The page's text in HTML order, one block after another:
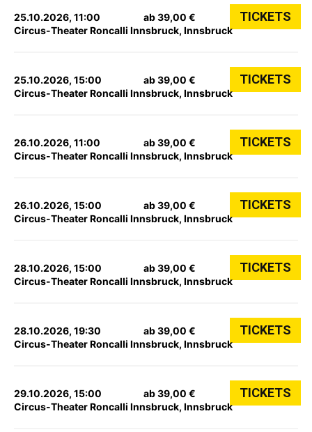
25.10.2026, 11:00
Circus-Theater Roncalli Innsbruck, Innsbruck
ab 39,00 € TICKETS
25.10.2026, 15:00
Circus-Theater Roncalli Innsbruck, Innsbruck
ab 39,00 € TICKETS
26.10.2026, 11:00
Circus-Theater Roncalli Innsbruck, Innsbruck
ab 39,00 € TICKETS
26.10.2026, 15:00
Circus-Theater Roncalli Innsbruck, Innsbruck
ab 39,00 € TICKETS
28.10.2026, 15:00
Circus-Theater Roncalli Innsbruck, Innsbruck
ab 39,00 € TICKETS
28.10.2026, 19:30
Circus-Theater Roncalli Innsbruck, Innsbruck
ab 39,00 € TICKETS
29.10.2026, 15:00
Circus-Theater Roncalli Innsbruck, Innsbruck
ab 39,00 € TICKETS